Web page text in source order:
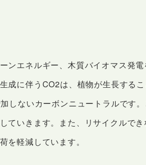
ンエネルギー、木質バイオマス発電
成に伴うCO2は、植物が生長する
しないカーボンニュートラルです。
ていきます。また、リサイクルでき
を軽減しています。